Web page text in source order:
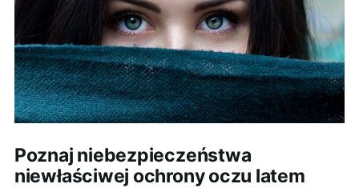
Poznaj niebezpieczeństwa
niewłaściwej ochrony oczu latem